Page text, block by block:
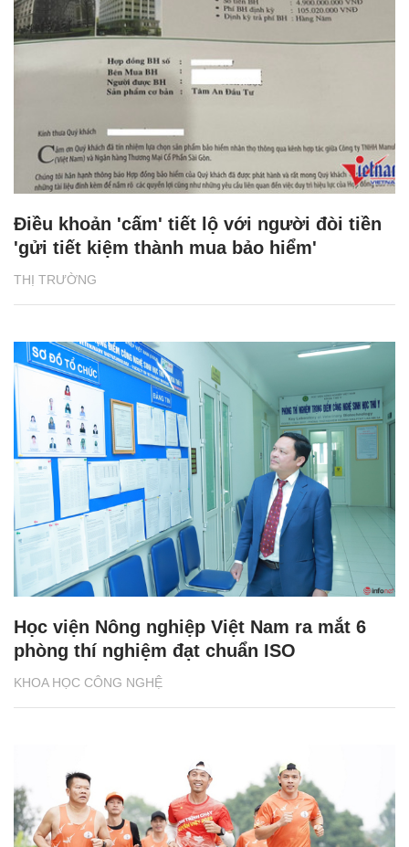
THỊ TRƯỜNG
Điều khoản 'cấm' tiết lộ với người đòi tiền
'gửi tiết kiệm thành mua bảo hiểm'
KHOA HỌC CÔNG NGHỆ
Học viện Nông nghiệp Việt Nam ra mắt 6
phòng thí nghiệm đạt chuẩn ISO